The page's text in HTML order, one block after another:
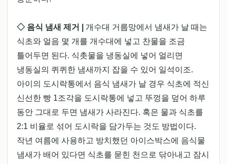
◇ 음식 냄새 제거 | 개수대 거름망에서 냄새가 날 때는
식초와 얼음 몇 개를 개수대에 넣고 찬물을 조금
틀어두면 된다. 식촛물을 냉동실에 넣어 얼리면
냉동실의 퀴퀴한 냄새까지 잡을 수 있어 일석이조.
아이의 도시락통에서 음식 냄새가 날 경우 식초에 적신
신선한 빵 1조각을 도시락통에 넣고 뚜껑을 덮어 하루
동안 그대로 두면 냄새가 사라진다. 혹은 물과 식초를
2:1 비율로 섞어 도시락을 담가두는 것도 방법이다.
작년 여름에 사용하고 방치했던 아이스박스에 음식물
냄새가 배어 있다면 식초를 묻힌 천으로 닦아내고 잠시